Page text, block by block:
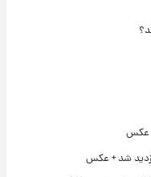
+ عکس